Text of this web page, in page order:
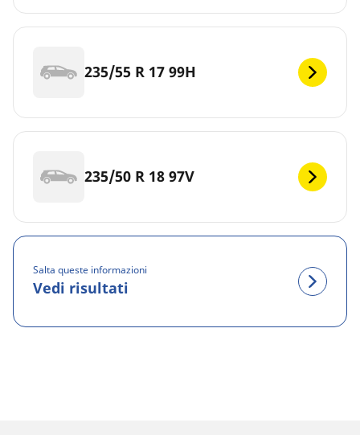
235/55 R 17 99H
235/50 R 18 97V
Salta queste informazioni
Vedi risultati